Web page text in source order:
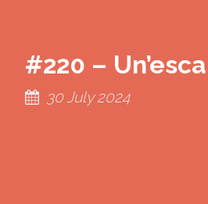
#220 –
30 July 2024